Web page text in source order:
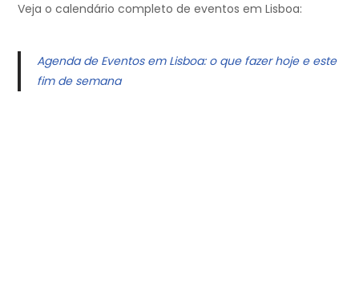
Veja o calendário completo de eventos em Lisboa:
Agenda de Eventos em Lisboa: o que fazer hoje e este
fim de semana